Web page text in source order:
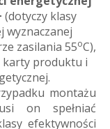
(dotyczy klasy
wyznaczanej
zasilania 55oC),
karty produktu i
montażu
on spełniać
efektywności